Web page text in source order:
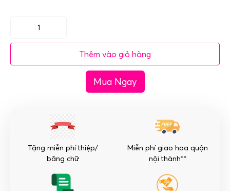
Mã
HDG-
Thêm vào giỏ hàng
Mua Ngay
Tặng miễn phí thiệp/
băng chữ
Miễn phí giao hoa quận
nội thành**